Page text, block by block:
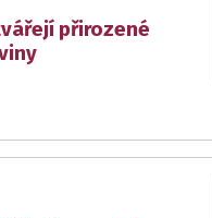
přirozené